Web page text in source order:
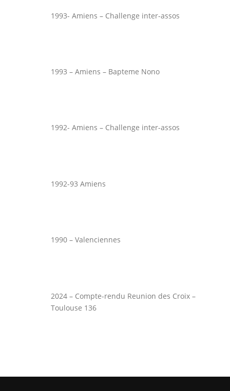
1993- Amiens – Challenge inter-assos
1993 – Amiens – Bapteme Nono
1992- Amiens – Challenge inter-assos
1992-93 Amiens
1990 – Valenciennes
2024 – Compte-rendu Reunion des Croix –
Toulouse 136